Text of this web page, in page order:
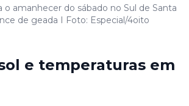
o amanhecer do sábado no Sul de Santa
de geada I Foto: Especial/4oito
e temperaturas em